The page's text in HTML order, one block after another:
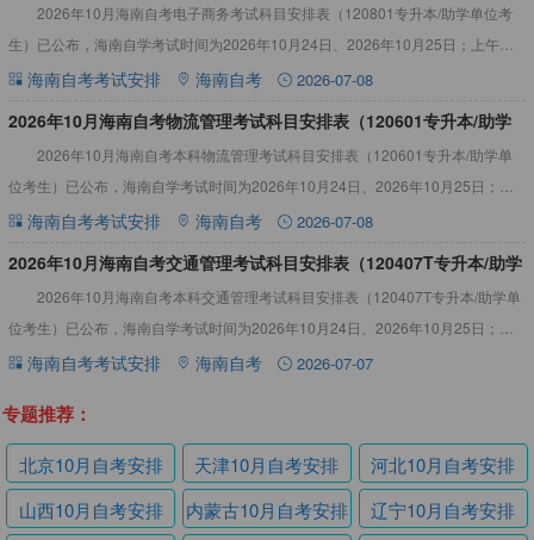
单位考生）
2026年10月海南自考电子商务考试科目安排表（120801专升本/助学单位考
生）已公布，海南自学考试时间为2026年10月24日、2026年10月25日；上午
（9:00-11:30）；下午（14:3
海南自考考试安排 海南自考 2026-07-08
2026年10月海南自考物流管理考试科目安排表（120601专升本/助学
单位考生）
2026年10月海南自考本科物流管理考试科目安排表（120601专升本/助学单
位考生）已公布，海南自学考试时间为2026年10月24日、2026年10月25日；上
午（9:00-11:30）；下午（14
海南自考考试安排 海南自考 2026-07-08
2026年10月海南自考交通管理考试科目安排表（120407T专升本/助学
单位考生）
2026年10月海南自考本科交通管理考试科目安排表（120407T专升本/助学单
位考生）已公布，海南自学考试时间为2026年10月24日、2026年10月25日；上
午（9:00-11:30）；下午（1
海南自考考试安排 海南自考 2026-07-07
专题推荐：
北京10月自考安排 天津10月自考安排
河北10月自考安排
山西10月自考安排
内蒙古10月自考安排
辽宁10月自考安排